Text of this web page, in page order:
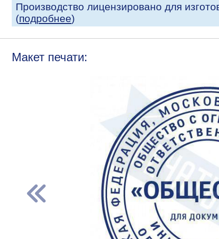
Производство лицензировано для
(подробнее)
Макет печати: